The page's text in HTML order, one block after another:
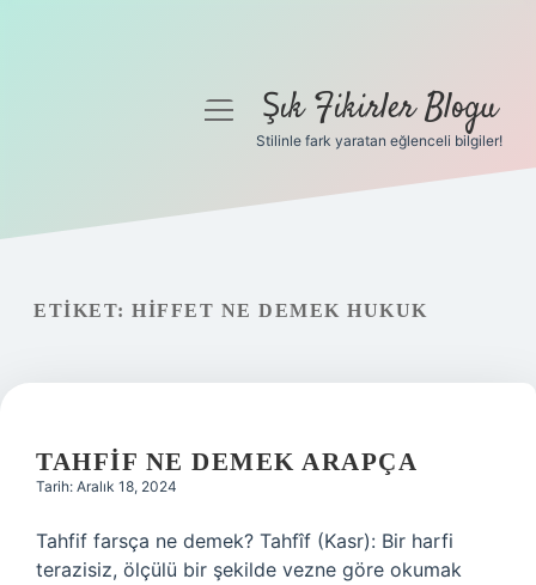
Gizlilik Politikası
menüyüŞık Fikirler Blogu
Stilinle fark yaratan eğlenceli bilgiler!
ETIKET: HIFFET NE DEMEK HUKUK
TAHFIF NE DEMEK ARAPÇA
Tarih: Aralık 18, 2024
Tahfif farsça ne demek? Tahfîf (Kasr): Bir harfi
terazisiz, ölçülü bir şekilde vezne göre okumak